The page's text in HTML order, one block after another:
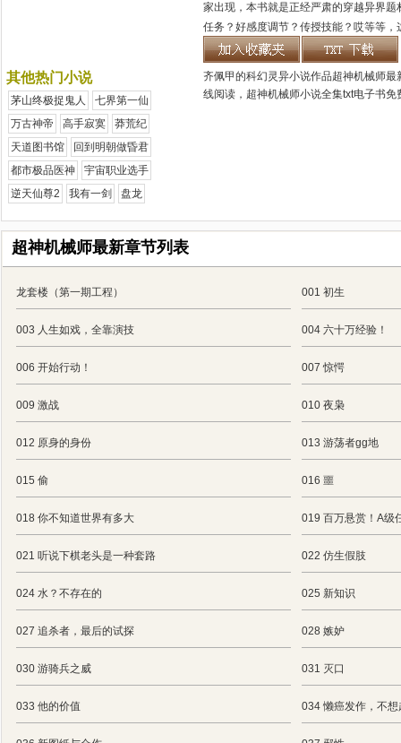
其他热门小说
茅山终极捉鬼人
七界第一仙
万古神帝
高手寂寞
莽荒纪
天道图书馆
回到明朝做昏君
都市极品医神
宇宙职业选手
逆天仙尊2
我有一剑
盘龙
家出现，本书就是正经严肃的穿越异界
任务？好感度调节？传授技能？哎等等
齐佩甲的科幻灵异小说作品超神机械师最
线阅读， 超神机械师小说全集txt电子书免
超神机械师最新章节列表
龙套楼（第一期工程） 001 初生
003 人生如戏，全靠演技 004 六十万经验！
006 开始行动！ 007 惊愕
009 激战 010 夜枭
012 原身的身份 013 游荡者gg地
015 偷 016 噩
018 你不知道世界有多大 019 百万悬赏！A级
021 听说下棋老头是一种套路 022 仿生假肢
024 水？不存在的 025 新知识
027 追杀者，最后的试探 028 嫉妒
030 游骑兵之威 031 灭口
033 他的价值 034 懒癌发作，不